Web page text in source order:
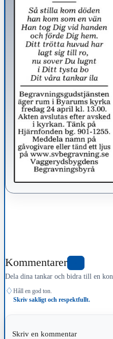
Kommentarer
Dela dina tankar och bidra till en
♢ Håll en god ton.
Skriv sakligt och respektfullt.
Skriv en kommentar